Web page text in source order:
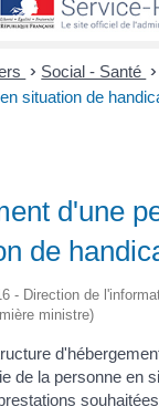
> Social - Santé >
situation de
d'une
de
- Direction de
ministre)
de la personne en